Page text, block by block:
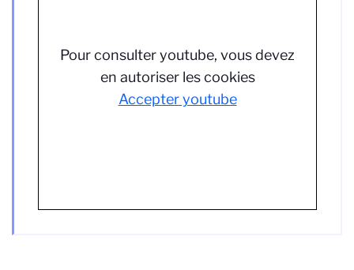
Pour consulter youtube, vous devez
en autoriser les cookies
Accepter youtube